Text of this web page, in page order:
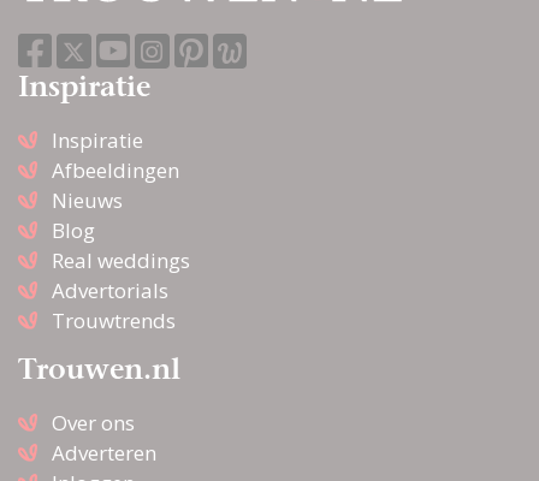
Inspiratie
Inspiratie
Afbeeldingen
Nieuws
Blog
Real weddings
Advertorials
Trouwtrends
Trouwen.nl
Over ons
Adverteren